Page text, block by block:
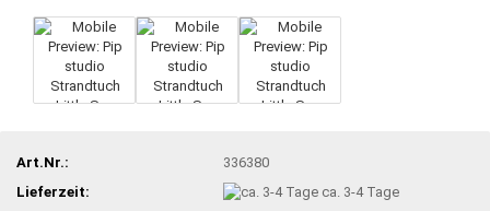
Art.Nr.:
336380
Lieferzeit:
ca. 3-4 Tage